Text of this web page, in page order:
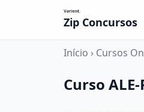
Zip Concursos
Início › Cursos
Curso